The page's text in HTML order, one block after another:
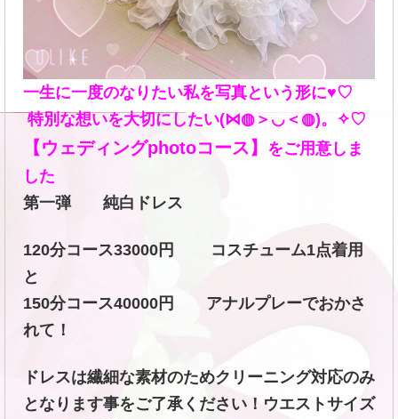
一生に一度のなりたい私を写真という形に♥♡
特別な想いを大切にしたい(⋈◍＞◡＜◍)。✧♡
【ウェディングphotoコース】 をご用意しま
した
第一弾 純白ドレス
120分コース33000円 コスチューム1点着用
と
150分コース40000円 アナルプレーでおかさ
れて！
ドレスは繊細な素材のためクリーニング対応のみ
となります事をご了承ください！ウエストサイズ